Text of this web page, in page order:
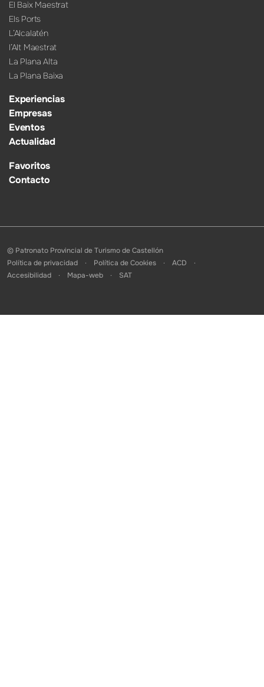
El Baix Maestrat
Els Ports
L’Alcalatén
l’Alt Maestrat
La Plana Alta
La Plana Baixa
Experiencias
Empresas
Eventos
Actualidad
Favoritos
Contacto
© Patronato Provincial de Turismo de Castellón
Política de privacidad
Política de Cookies
ACD
Accesibilidad
Mapa-web SAT